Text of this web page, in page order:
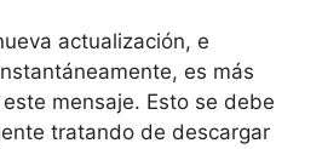
actualización, e
es más
mensaje. Esto se debe
tratando de descargar